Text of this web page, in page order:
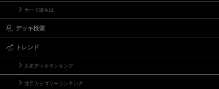
カード誕生日
デッキ検索
トレンド
人気デッキランキング
注目カテゴリーランキング